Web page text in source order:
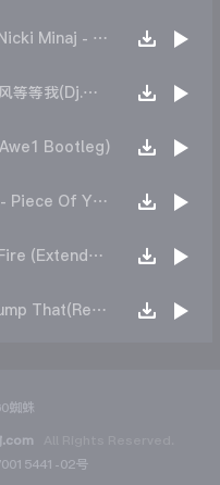
【沈风外文】Justin Bieber Nicki Minaj - Beauty And A Beat (DjHope小春 Extended Mix)
【沈风中文】万海东 - 山风山风等等我(Dj.阿洋 Extended Mix)
Bootleg)
【韩风弹跳】VEEEN YOONI - Piece Of Your Heart (Remix)
【韩风弹跳】Turbotronic - Fire (Extended Mix)
【韩风弹跳】TENDI WiV - Pump That(Remix)
蜘蛛
02号